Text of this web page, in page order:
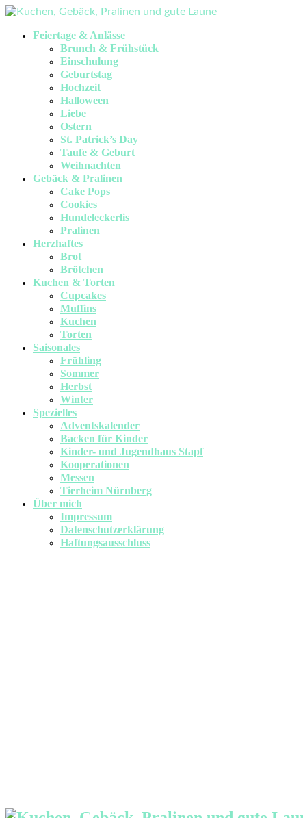
Feiertage & Anlässe
Brunch & Frühstück
Einschulung
Geburtstag
Hochzeit
Halloween
Liebe
Ostern
St. Patrick’s Day
Taufe & Geburt
Weihnachten
Gebäck & Pralinen
Cake Pops
Cookies
Hundeleckerlis
Pralinen
Herzhaftes
Brot
Brötchen
Kuchen & Torten
Cupcakes
Muffins
Kuchen
Torten
Saisonales
Frühling
Sommer
Herbst
Winter
Spezielles
Adventskalender
Backen für Kinder
Kinder- und Jugendhaus Stapf
Kooperationen
Messen
Tierheim Nürnberg
Über mich
Impressum
Datenschutzerklärung
Haftungsausschluss